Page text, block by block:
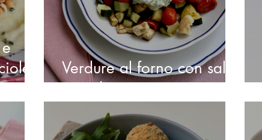
Verdure al forno con salsa
tzatziki